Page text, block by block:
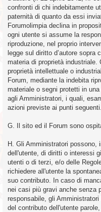
confronti di chi indebitamente
paternità di quanto da essi
Forumolimpia declina in
ogni utente si assume la
riproduzione, nel proprio
legge sul diritto d’autore
materia di proprietà industriale.
proprietà intellettuale o
Forum, mediante la indebita
materiale o segni protetti in
agli Amministratori, i quali,
azioni previste ai punti seguenti.
G. Il sito ed il Forum sono
H. Gli Amministratori possono,
dell'utente, di diritti o interessi
utenti o di terzi, e/o delle
richiedere all'utente la
suo contributo. In caso di
nei casi più gravi anche senza
responsabile, gli
del contributo dell'utente